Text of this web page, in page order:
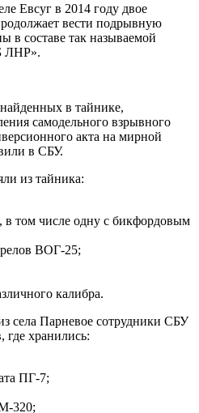
Евсуг в 2014 году двое
вести подрывную
в составе так называемой
ЛНР».
в тайнике,
самодельного взрывного
акта на мирной
в СБУ.
из тайника:
в том числе одну с бикфордовым
ВОГ-25;
калибра.
села Парневое сотрудники СБУ
где хранились:
ПГ-7;
320;